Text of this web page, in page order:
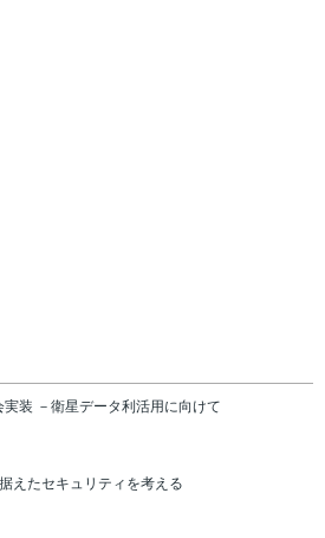
実装 －衛星データ利活用に向けて
えたセキュリティを考える